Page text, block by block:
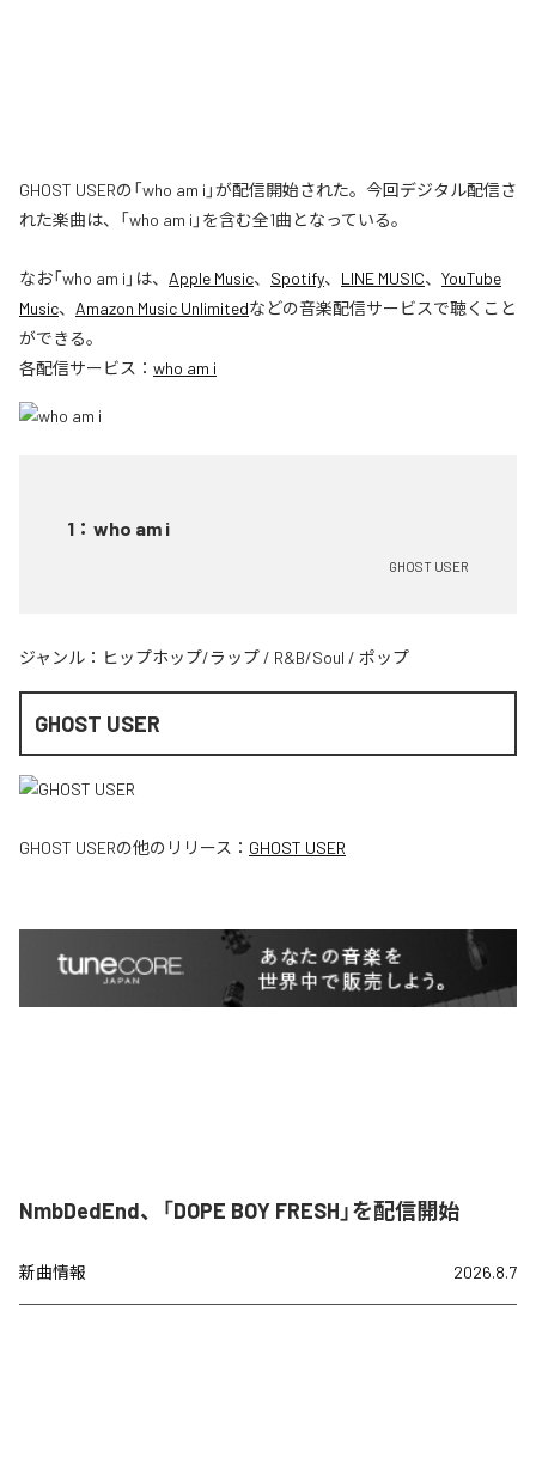
GHOST USERの「who am i」が配信開始された。今回デジタル配信さ
れた楽曲は、「who am i」を含む全1曲となっている。
なお「who am i 」は、 Apple Music、 Spotify、 LINE MUSIC、 YouTube
Music、 Amazon Music Unlimitedなどの音楽配信サービスで聴くこと
ができる。
各配信サービス： who am i
1 ： who am i
GHOST USER
ジャンル： ヒップホップ/ラップ / R&B/Soul / ポップ
GHOST USER
GHOST USERの他のリリース： GHOST USER
NmbDedEnd、「DOPE BOY FRESH」を配信開始
新曲情報 2026.8.7